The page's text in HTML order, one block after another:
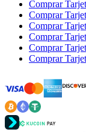
Comprar
Comprar
Comprar
Comprar
Comprar
Comprar